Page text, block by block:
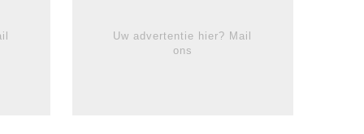
Uw advertentie hier? Mail
ons